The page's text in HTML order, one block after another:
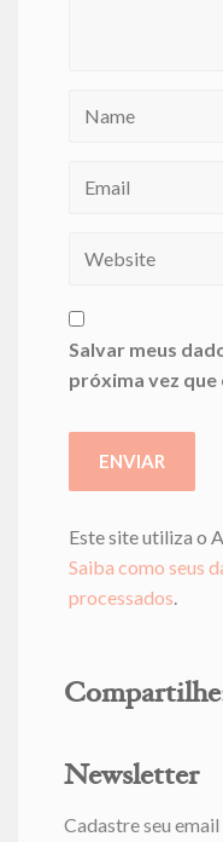
Salvar meus
próxima vez que
Este site utiliza o
Saiba como seus
processados.
Newsletter
Cadastre seu